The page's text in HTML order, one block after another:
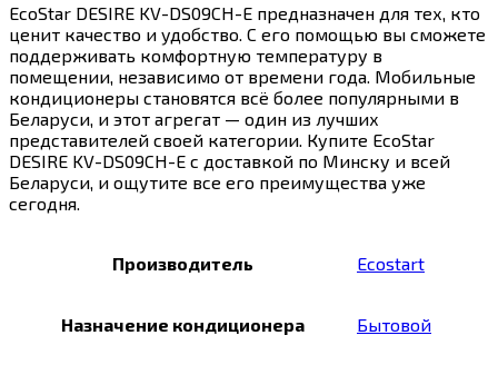
EcoStar DESIRE KV-DS09CH-E предназначен для тех, кто
ценит качество и удобство. С его помощью вы сможете
поддерживать комфортную температуру в
помещении, независимо от времени года. Мобильные
кондиционеры становятся всё более популярными в
Беларуси, и этот агрегат — один из лучших
представителей своей категории. Купите EcoStar
DESIRE KV-DS09CH-E с доставкой по Минску и всей
Беларуси, и ощутите все его преимущества уже
сегодня.
Производитель Ecostart
Назначение кондиционера Бытовой